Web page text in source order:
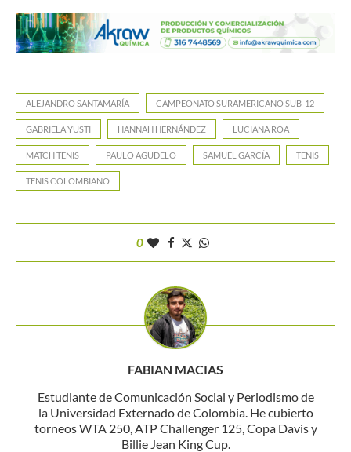
ALEJANDRO SANTAMARÍA CAMPEONATO SURAMERICANO SUB-12
GABRIELA YUSTI HANNAH HERNÁNDEZ LUCIANA ROA
MATCH TENIS PAULO AGUDELO SAMUEL GARCÍA TENIS
TENIS COLOMBIANO
0
FABIAN MACIAS
Estudiante de Comunicación Social y Periodismo de
la Universidad Externado de Colombia. He cubierto
torneos WTA 250, ATP Challenger 125, Copa Davis y
Billie Jean King Cup.